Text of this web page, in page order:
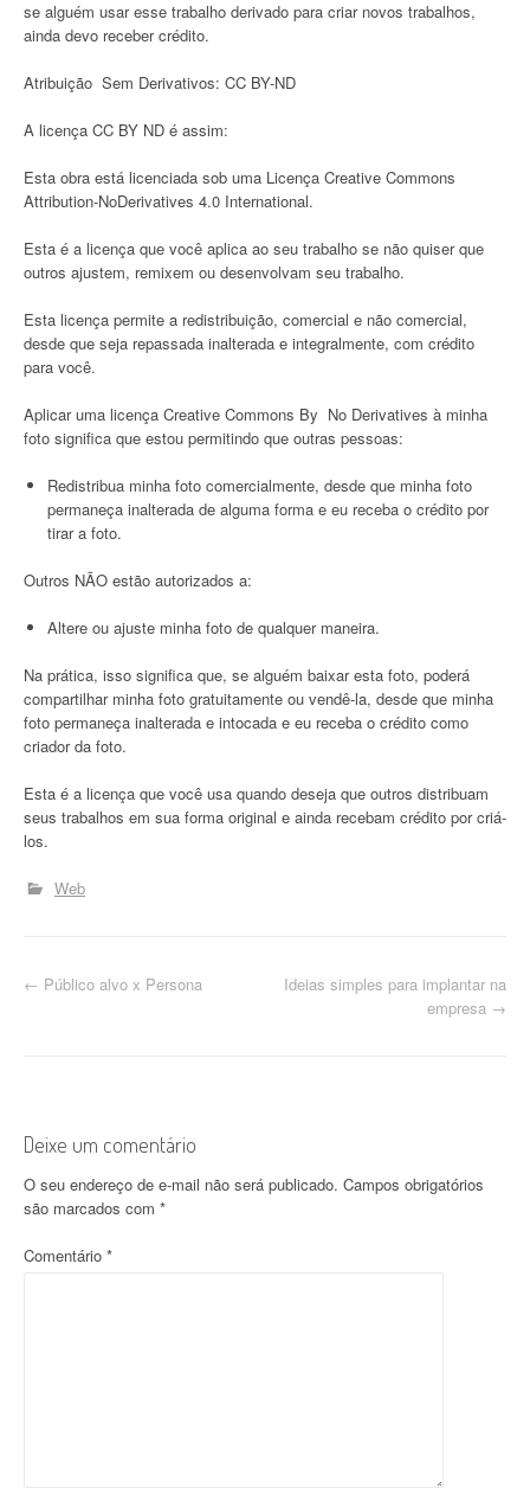
se alguém usar esse trabalho derivado para criar novos trabalhos,
ainda devo receber crédito.
Atribuição Sem Derivativos: CC BY-ND
A licença CC BY ND é assim:
Esta obra está licenciada sob uma Licença Creative Commons
Attribution-NoDerivatives 4.0 International.
Esta é a licença que você aplica ao seu trabalho se não quiser que
outros ajustem, remixem ou desenvolvam seu trabalho.
Esta licença permite a redistribuição, comercial e não comercial,
desde que seja repassada inalterada e integralmente, com crédito
para você.
Aplicar uma licença Creative Commons By No Derivatives à minha
foto significa que estou permitindo que outras pessoas:
Redistribua minha foto comercialmente, desde que minha foto
permaneça inalterada de alguma forma e eu receba o crédito por
tirar a foto.
Outros NÃO estão autorizados a:
Altere ou ajuste minha foto de qualquer maneira.
Na prática, isso significa que, se alguém baixar esta foto, poderá
compartilhar minha foto gratuitamente ou vendê-la, desde que minha
foto permaneça inalterada e intocada e eu receba o crédito como
criador da foto.
Esta é a licença que você usa quando deseja que outros distribuam
seus trabalhos em sua forma original e ainda recebam crédito por criá-
los.
Web
N
g
a
ç
← Público alvo x Persona
Ideias simples para implantar na
empresa →
Deixe um comentário
O seu endereço de e-mail não será publicado. Campos obrigatórios
são marcados com *
Comentário *